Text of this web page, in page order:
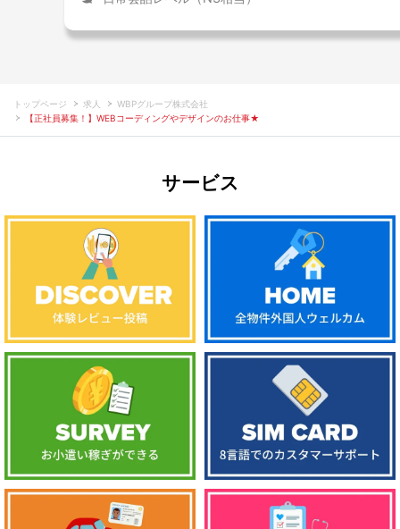
トップページ 求人
WBPグループ株式会社
【正社員募集！】WEBコーディングやデザインのお仕事★
サービス